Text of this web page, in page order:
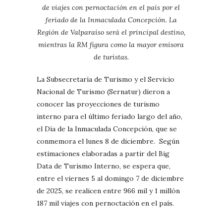
de viajes con pernoctación en el país por el
feriado de la Inmaculada Concepción. La
Región de Valparaíso será el principal destino,
mientras la RM figura como la mayor emisora
de turistas.
La Subsecretaría de Turismo y el Servicio
Nacional de Turismo (Sernatur) dieron a
conocer las proyecciones de turismo
interno para el último feriado largo del año,
el Día de la Inmaculada Concepción, que se
conmemora el lunes 8 de diciembre. Según
estimaciones elaboradas a partir del Big
Data de Turismo Interno, se espera que,
entre el viernes 5 al domingo 7 de diciembre
de 2025, se realicen entre 966 mil y 1 millón
187 mil viajes con pernoctación en el país.